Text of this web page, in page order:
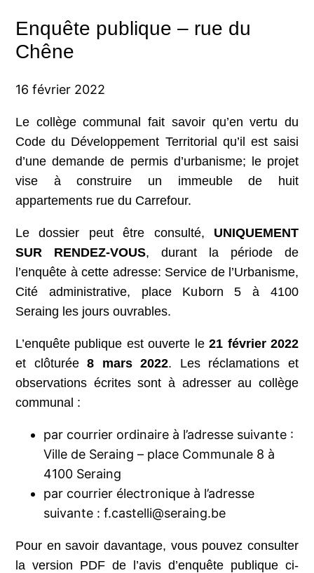
Enquête publique – rue du
Chêne
16 février 2022
Le collège communal fait savoir qu’en vertu du
Code du Développement Territorial qu’il est saisi
d’une demande de permis d’urbanisme; le projet
vise à construire un immeuble de huit
appartements rue du Carrefour.
Le dossier peut être consulté, UNIQUEMENT
SUR RENDEZ-VOUS, durant la période de
l’enquête à cette adresse: Service de l’Urbanisme,
Cité administrative, place Kuborn 5 à 4100
Seraing les jours ouvrables.
L’enquête publique est ouverte le21 février 2022
et clôturée8 mars 2022. Les réclamations et
observations écrites sont à adresser au collège
communal :
par courrier ordinaire à l’adresse suivante :
Ville de Seraing – place Communale 8 à
4100 Seraing
par courrier électronique à l’adresse
suivante : f.castelli@seraing.be
Pour en savoir davantage, vous pouvez consulter
la version PDF de l’avis d’enquête publique ci-